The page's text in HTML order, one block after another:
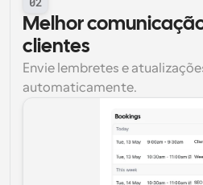
Melhor
clientes
Envie lembretes e
automaticamente.